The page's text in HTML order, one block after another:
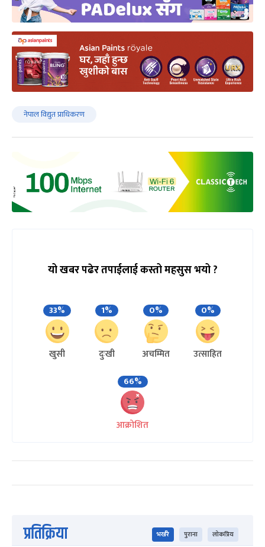
नेपाल विद्युत प्राधिकरण
यो खबर पढेर तपाईलाई कस्तो महसुस भयो ?
33%
खुसी
1%
दुःखी
0%
अचम्मित
0%
उत्साहित
66%
आक्रोशित
प्रतिक्रिया भर्खरै पुराना लोकप्रिय